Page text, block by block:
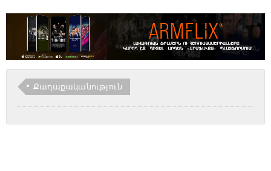
Քաղաքականություն